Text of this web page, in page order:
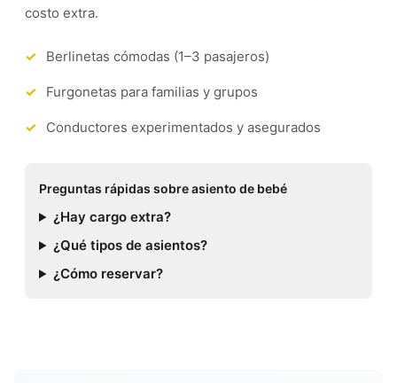
costo extra.
Berlinetas cómodas (1–3 pasajeros)
Furgonetas para familias y grupos
Conductores experimentados y asegurados
Preguntas rápidas sobre asiento de bebé
¿Hay cargo extra?
¿Qué tipos de asientos?
¿Cómo reservar?